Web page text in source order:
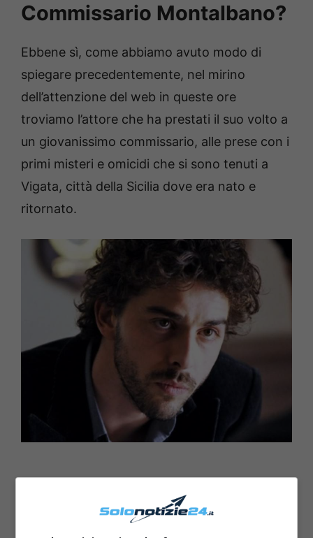
Commissario Montalbano?
Ebbene sì, come abbiamo avuto modo di
spiegare precedentemente, nel mirino
dell’attenzione del web in queste ore
troviamo l’attore che ha prestati il suo volto a
un giovanissimo commissario, alle prese con i
primi misteri e omicidi che si sono tenuti a
Vigata, città della Sicilia dove era nato e
ritornato.